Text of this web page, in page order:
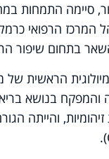
סיימה התמחות
הרפואי
בתחום שיפור
אלרעי האפידמיולוגית
בנושא
והייתה
).